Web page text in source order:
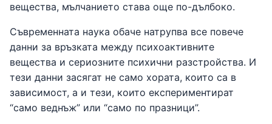
вещества, мълчанието става още по-дълбоко.
Съвременната наука обаче натрупва все повече
данни за връзката между психоактивните
вещества и сериозните психични разстройства. И
тези данни засягат не само хората, които са в
зависимост, а и тези, които експериментират
“само веднъж” или “само по празници”.